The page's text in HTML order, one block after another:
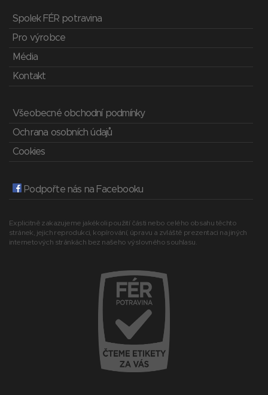
Spolek FÉR potravina
Pro výrobce
Média
Kontakt
Všeobecné obchodní podmínky
Ochrana osobních údajů
Cookies
Podpořte nás na Facebooku
Explicitně zakazujeme jakékoli použití části nebo celého obsahu těchto
stránek, jejich reprodukci, kopírování, úpravu a zvláště prezentaci na jiných
internetových stránkách bez našeho výslovného souhlasu.